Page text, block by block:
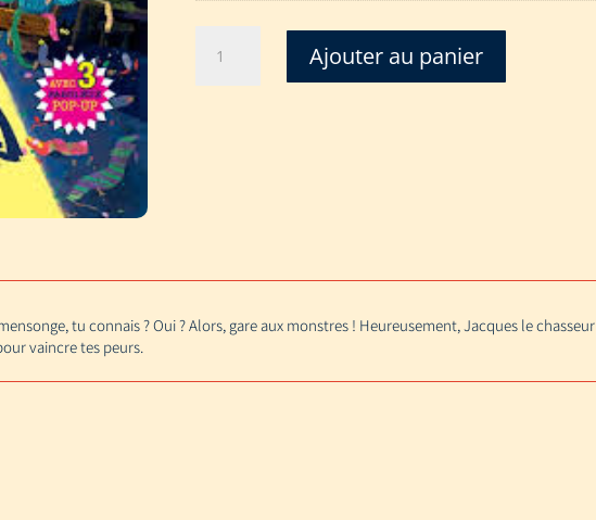
CONTES
Ajouter au panier
tu connais ? Oui ? Alors, gare aux monstres ! Heureusement, Jacques le chasseur
vaincre tes peurs.